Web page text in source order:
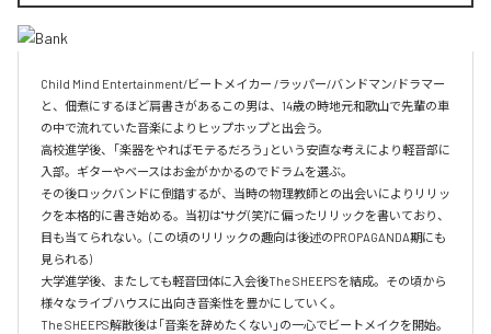
Child Mind Entertainment/ビートメイカー /ラッパー/バンドマン/ドラマー
と、佃煮にするほど肩書きがあるこの男は、14歳の時地元和歌山で先輩の車
の中で流れていた音楽によりヒップホップと出会う。
高校進学後、｢楽器をやればモテるだろう｣という安直な考えにより軽音部に
入部。ギターやベースはお金がかかるのでドラムを選ぶ。
その後ロックバンドに倒錯するが、当時の物理教師との出会いによりリリッ
クを本格的に書き始める。当初は"サグ(笑)"に偏ったリリックを書いており、
目も当てられない。(この頃のリリックの趣向は後述のPROPAGANDA期にも
見られる)
大学進学後、またしても軽音団体に入会後The SHEEPSを結成。その頃から
様々なライブハウスに出向き音楽性を豊かにしていく。
The SHEEPS解散後は｢音楽を辞めたくない｣の一心でビートメイクを開始。